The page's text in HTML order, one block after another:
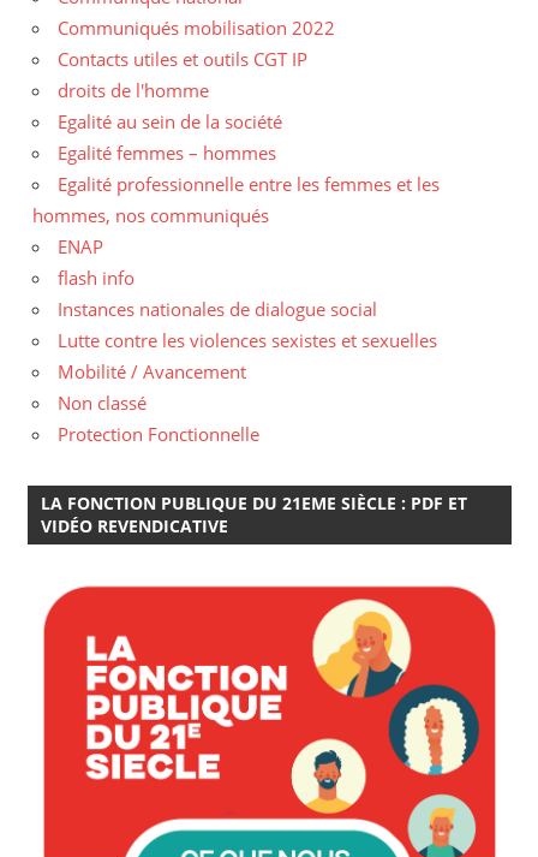
Communiqués mobilisation 2022
Contacts utiles et outils CGT IP
droits de l'homme
Egalité au sein de la société
Egalité femmes – hommes
Egalité professionnelle entre les femmes et les
hommes, nos communiqués
ENAP
flash info
Instances nationales de dialogue social
Lutte contre les violences sexistes et sexuelles
Mobilité / Avancement
Non classé
Protection Fonctionnelle
LA FONCTION PUBLIQUE DU 21EME SIÈCLE : PDF ET
VIDÉO REVENDICATIVE